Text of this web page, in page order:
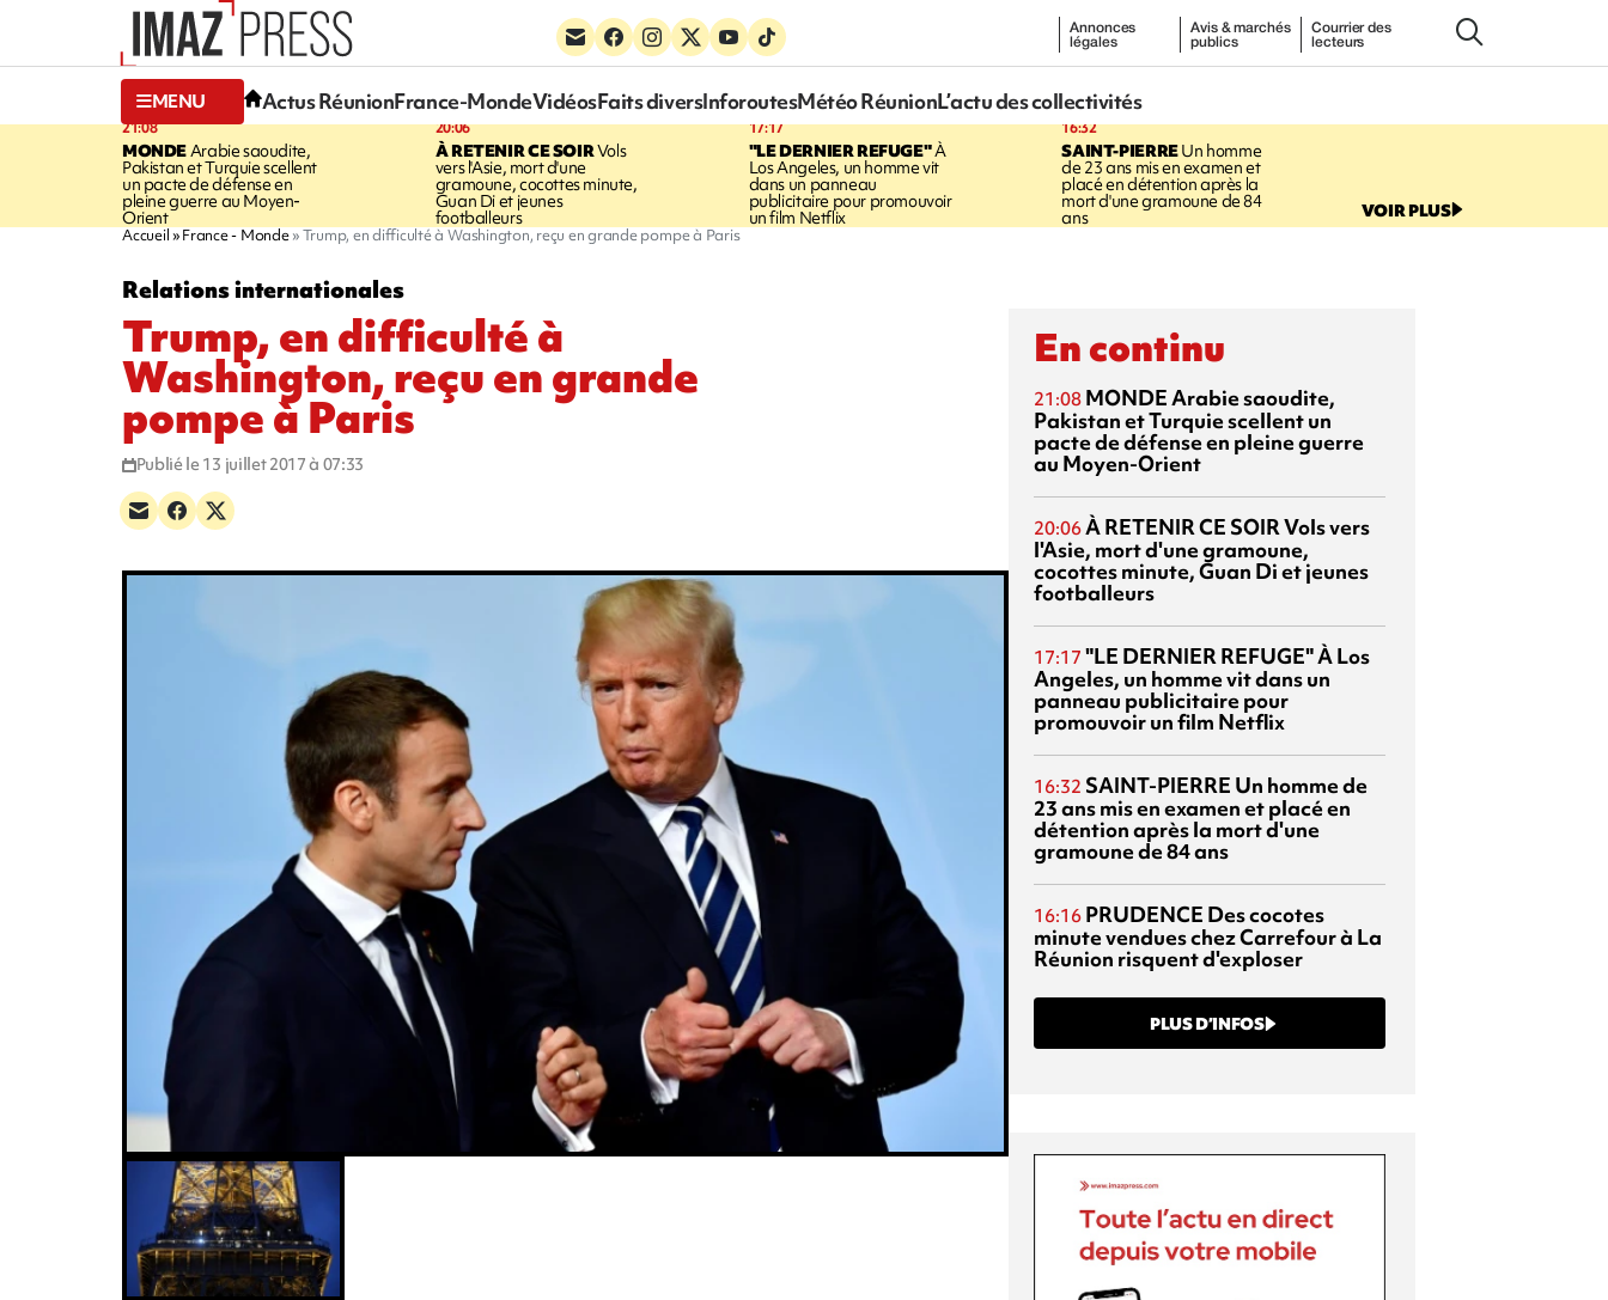
Annonces
légales
Avis & marchés
publics
Courrier des
lecteurs
MENU Actus RéunionFrance-MondeVidéosFaits diversInforoutesMétéo RéunionL’actu des collectivités
21:08
MONDE Arabie saoudite,
Pakistan et Turquie scellent
un pacte de défense en
pleine guerre au Moyen-
Orient
20:06
À RETENIR CE SOIRVols
vers l'Asie, mort d'une
gramoune, cocottes minute,
Guan Di et jeunes
footballeurs
17:17
"LE DERNIER REFUGE"À
Los Angeles, un homme vit
dans un panneau
publicitaire pour promouvoir
un film Netflix
16:32
SAINT-PIERREUn homme
de 23 ans mis en examen et
placé en détention après la
mort d'une gramoune de 84
ans VOIR PLUS
Accueil France - Monde Trump, en difficulté à Washington, reçu en grande pompe à Paris
Relations internationales
Trump, en difficulté à
Washington, reçu en grande
pompe à Paris
Publié le 13 juillet 2017 à 07:33
En continu
21:08 MONDEArabie saoudite,
Pakistan et Turquie scellent un
pacte de défense en pleine guerre
au Moyen-Orient
20:06À RETENIR CE SOIRVols vers
l'Asie, mort d'une gramoune,
cocottes minute, Guan Di et jeunes
footballeurs
17:17 "LE DERNIER REFUGE"À Los
Angeles, un homme vit dans un
panneau publicitaire pour
promouvoir un film Netflix
16:32 SAINT-PIERRE Un homme de
23 ans mis en examen et placé en
détention après la mort d'une
gramoune de 84 ans
16:16 PRUDENCE Des cocotes
minute vendues chez Carrefour à La
Réunion risquent d'exploser
PLUS D’INFOS